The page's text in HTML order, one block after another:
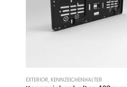
EXTERIOR, KENNZEICHENHALTER